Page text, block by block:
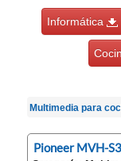
Informática
Multimedia para
Pioneer MVH-